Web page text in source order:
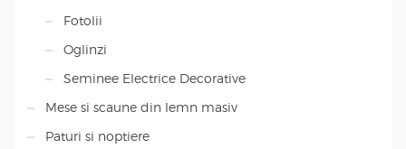
Fotolii
Oglinzi
Seminee Electrice Decorative
Mese si scaune din lemn masiv
Paturi si noptiere